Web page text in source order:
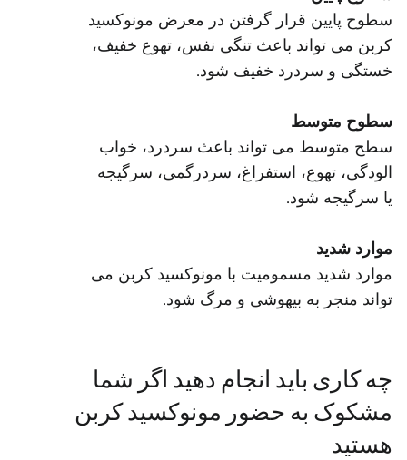
سطوح پایین قرار گرفتن در معرض مونوکسید
کربن می تواند باعث تنگی نفس، تهوع خفیف،
خستگی و سردرد خفیف شود.
سطوح متوسط
سطح متوسط می تواند باعث سردرد، خواب
الودگی، تهوع، استفراغ، سردرگمی، سرگیجه
یا سرگیجه شود.
موارد شدید
موارد شدید مسمومیت با مونوکسید کربن می
تواند منجر به بیهوشی و مرگ شود.
چه کاری باید انجام دهید اگر شما
مشکوک به حضور مونوکسید کربن
هستید